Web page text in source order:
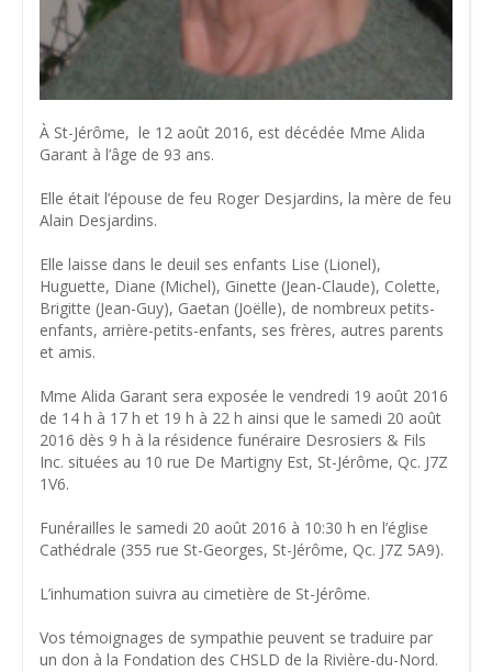
À St-Jérôme, le 12 août 2016, est décédée Mme Alida
Garant à l’âge de 93 ans.
Elle était l’épouse de feu Roger Desjardins, la mère de feu
Alain Desjardins.
Elle laisse dans le deuil ses enfants Lise (Lionel),
Huguette, Diane (Michel), Ginette (Jean-Claude), Colette,
Brigitte (Jean-Guy), Gaetan (Joëlle), de nombreux petits-
enfants, arrière-petits-enfants, ses frères, autres parents
et amis.
Mme Alida Garant sera exposée le vendredi 19 août 2016
de 14 h à 17 h et 19 h à 22 h ainsi que le samedi 20 août
2016 dès 9 h à la résidence funéraire Desrosiers & Fils
Inc. situées au 10 rue De Martigny Est, St-Jérôme, Qc. J7Z
1V6.
Funérailles le samedi 20 août 2016 à 10:30 h en l’église
Cathédrale (355 rue St-Georges, St-Jérôme, Qc. J7Z 5A9).
L’inhumation suivra au cimetière de St-Jérôme.
Vos témoignages de sympathie peuvent se traduire par
un don à la Fondation des CHSLD de la Rivière-du-Nord.